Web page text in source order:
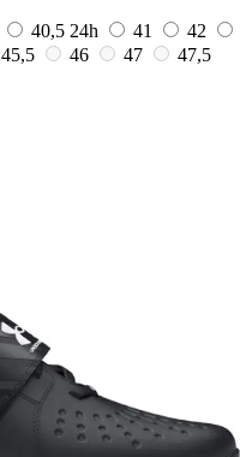
40,5 24h 41
42
45,5 46 47
47,5